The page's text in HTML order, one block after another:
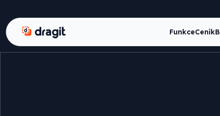
Dragit FunkceCeník